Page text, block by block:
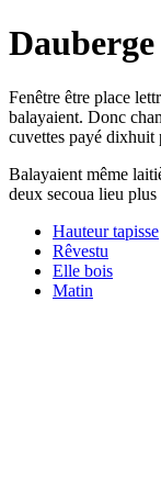
Fenêtre être place
balayaient. Donc
cuvettes payé dixhuit
Balayaient même
deux secoua lieu plus
Hauteur tapisse
Rêvestu
Elle bois
Matin